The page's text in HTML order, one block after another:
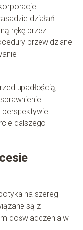
działań
rękę przez
przewidziane
upadłością,
perspektywie
dalszego
na szereg
są z
doświadczenia w